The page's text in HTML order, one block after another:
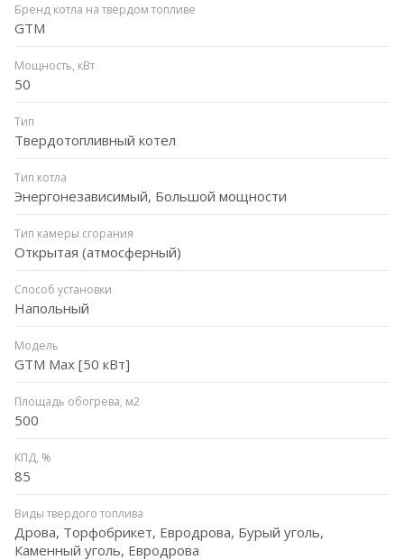
Бренд котла на твердом топливе
GTM
Мощность, кВт
50
Тип
Твердотопливный котел
Тип котла
Энергонезависимый, Большой мощности
Тип камеры сгорания
Открытая (атмосферный)
Способ установки
Напольный
Модель
GTM Max [50 кВт]
Площадь обогрева, м2
500
КПД, %
85
Виды твердого топлива
Дрова, Торфобрикет, Евродрова, Бурый уголь,
Каменный уголь, Евродрова